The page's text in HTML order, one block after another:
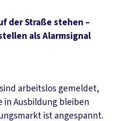
der Straße stehen –
als Alarmsignal
arbeitslos gemeldet,
in Ausbildung bleiben
ist angespannt.